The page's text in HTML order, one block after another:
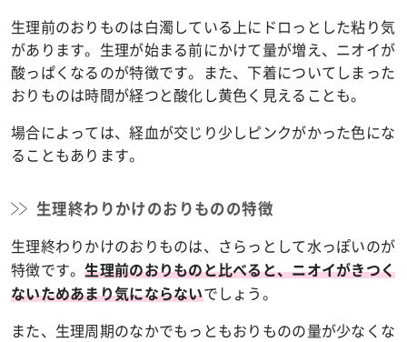
生理前のおりものは白濁している上にドロっとした粘り気
があります。生理が始まる前にかけて量が増え、ニオイが
酸っぱくなるのが特徴です。また、下着についてしまった
おりものは時間が経つと酸化し黄色く見えることも。
場合によっては、経血が交じり少しピンクがかった色にな
ることもあります。
生理終わりかけのおりものの特徴
生理終わりかけのおりものは、さらっとして水っぽいのが
特徴です。生理前のおりものと比べると、ニオイがきつく
ないためあまり気にならないでしょう。
また、生理周期のなかでもっともおりものの量が少なくな